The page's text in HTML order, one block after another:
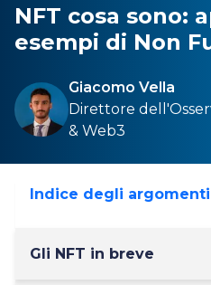
NFT cosa sono:
esempi di Non
Giacomo Vella
Direttore dell'
& Web3
Indice degli argomenti
Gli NFT in breve